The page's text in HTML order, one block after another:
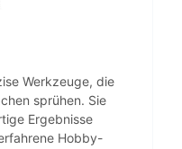
Werkzeuge, die
sprühen. Sie
Ergebnisse
Hobby-